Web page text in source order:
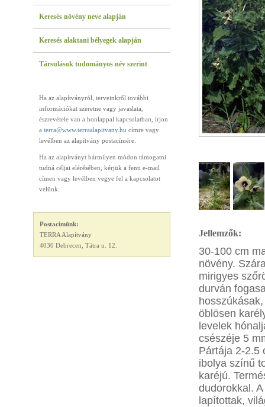
Keresés növény neve alapján
Keresés alaktani bélyegek alapján
Társulások tudományos név szerint
Ha az alapítványról, terveinkről további
információkat szeretne vagy javaslata,
észrevétele van a honlappal kapcsolatban, írjon
a terra@www.terraalapitvany.hu címre vagy
levélben az alapítvány postacímére.
Ha az alapítványt bármilyen módon támogatni
tudná céljai elérésében, kérjük a fenti e-mail
címen vagy levélben vegye fel a kapcsolatot
velünk.
Postacímünk:
TERRA Alapítvány
4030 Debrecen, Tátra u. 12.
Jellemzők:
30-100 cm
növény.
mirigyes
durván
öblösen
levelek
csészéje 5
Pártája 2-2.5
ibolya színű
karéjú.
dudorokkal.
lapítottak,